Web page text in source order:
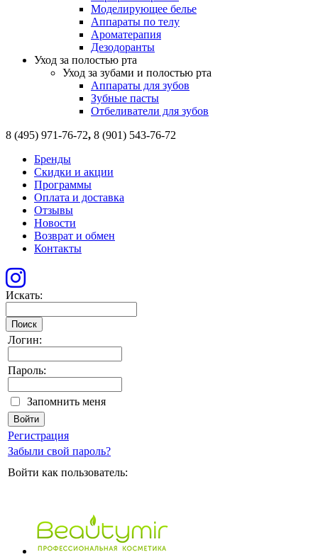
Моделирующее белье
Аппараты по телу
Ароматерапия
Дезодоранты
Уход за полостью рта
Уход за зубами и полостью рта
Аппараты для зубов
Зубные пасты
Отбеливатели для зубов
8 (495) 971-76-72, 8 (901) 543-76-72
Бренды
Скидки и акции
Программы
Оплата и доставка
Отзывы
Новости
Возврат и обмен
Контакты
Искать:
Поиск
Логин:
Пароль:
Запомнить меня
Регистрация
Забыли свой пароль?
Войти как пользователь: